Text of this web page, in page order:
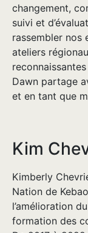
changement,
suivi et
rassembler
ateliers
Dawn partage
et en tant que
Kim
Kimberly
Nation de
l’amélioration
formation des